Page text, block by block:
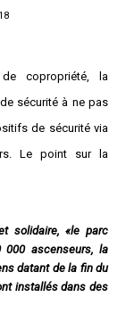
copropriété, la
sécurité à ne pas
de sécurité via
Le point sur la
solidaire, «le parc
000 ascenseurs, la
datant de la fin du
installés dans des